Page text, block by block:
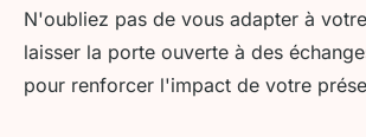
N'oubliez pas de vous adapter à
laisser la porte ouverte à des
pour renforcer l'impact de votre